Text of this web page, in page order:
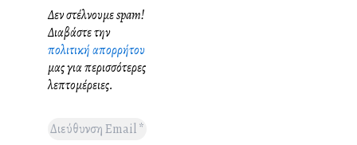
Δεν στέλνουμε spam!
Διαβάστε την
πολιτική απορρήτου
μας για περισσότερες
λεπτομέρειες.